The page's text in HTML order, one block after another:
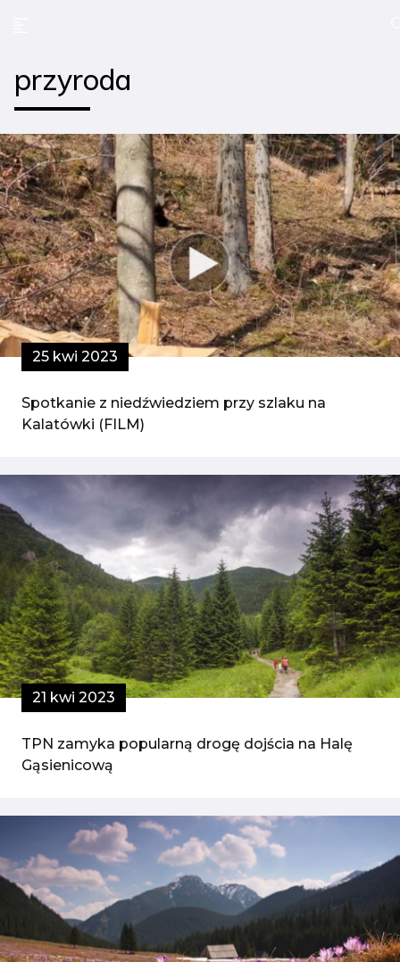
przyroda
25 kwi 2023
Spotkanie z niedźwiedziem przy szlaku na
Kalatówki (FILM)
21 kwi 2023
TPN zamyka popularną drogę dojścia na Halę
Gąsienicową